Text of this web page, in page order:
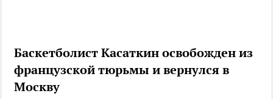
Баскетболист Касаткин освобожден из
французской тюрьмы и вернулся в
Москву